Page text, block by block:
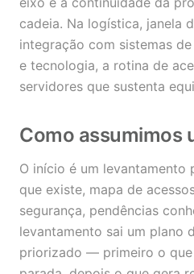
cadeia. Na logística, janela
integração com sistemas
e tecnologia, a rotina de
servidores que sustenta
Como assumimos
O início é um levantamento
que existe, mapa de
segurança, pendências
levantamento sai um plano
priorizado — primeiro o